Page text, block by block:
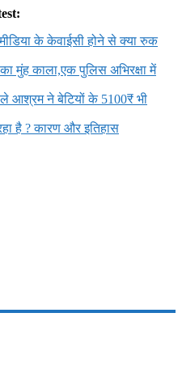
के केवाईसी होने से क्या रुक
मुंह काला,एक पुलिस अभिरक्षा में
आश्रम ने बेटियों के 5100₹ भी
है ? कारण और इतिहास